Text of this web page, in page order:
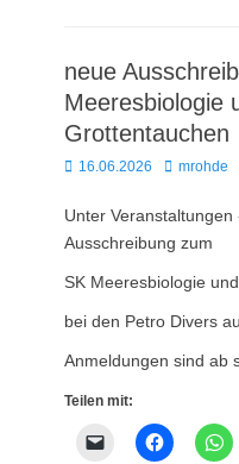
neue
Meeresbiologie
Grottentauchen
Posted
16.06.2026 Autor
mrohde
Unter
Ausschreibung zum
SK Meeresbiologie
bei den Petro Divers
Anmeldungen sind ab
Teilen mit: